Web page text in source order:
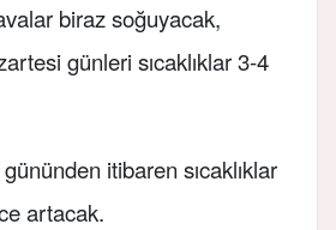
biraz soğuyacak,
günleri sıcaklıklar 3-4
itibaren sıcaklıklar
artacak.